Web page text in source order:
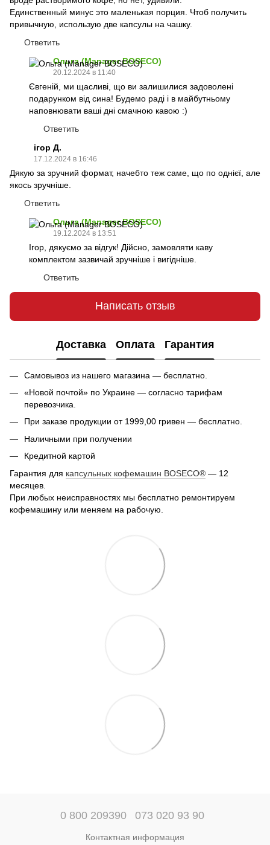
Единственный минус это маленькая порция. Чтоб получить
привычную, использую две капсулы на чашку.
Ответить
Ольга (Manager BOSECO)
20.12.2024 в 11:40
Євгеній, ми щасливі, що ви залишилися задоволені
подарунком від сина! Будемо раді і в майбутньому
наповнювати ваші дні смачною кавою :)
Ответить
ігор Д.
17.12.2024 в 16:46
Дякую за зручний формат, начебто теж саме, що по однієї, але
якось зручніше.
Ответить
Ольга (Manager BOSECO)
19.12.2024 в 13:51
Ігор, дякуємо за відгук! Дійсно, замовляти каву
комплектом зазвичай зручніше і вигідніше.
Ответить
Написать отзыв
Доставка Оплата Гарантия
Самовывоз из нашего магазина — бесплатно.
«Новой почтой» по Украине — согласно тарифам
перевозчика.
При заказе продукции от 1999,00 гривен — бесплатно.
Наличными при получении
Кредитной картой
Гарантия для капсульных кофемашин BOSECO® — 12
месяцев.
При любых неисправностях мы бесплатно ремонтируем
кофемашину или меняем на рабочую.
0 800 209390 073 020 93 90
Контактная информация